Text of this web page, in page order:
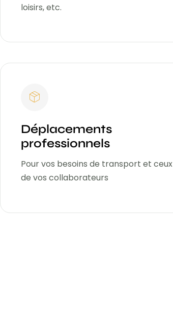
loisirs, etc.
Déplacements
professionnels
Pour vos besoins de transport et ceux
de vos collaborateurs